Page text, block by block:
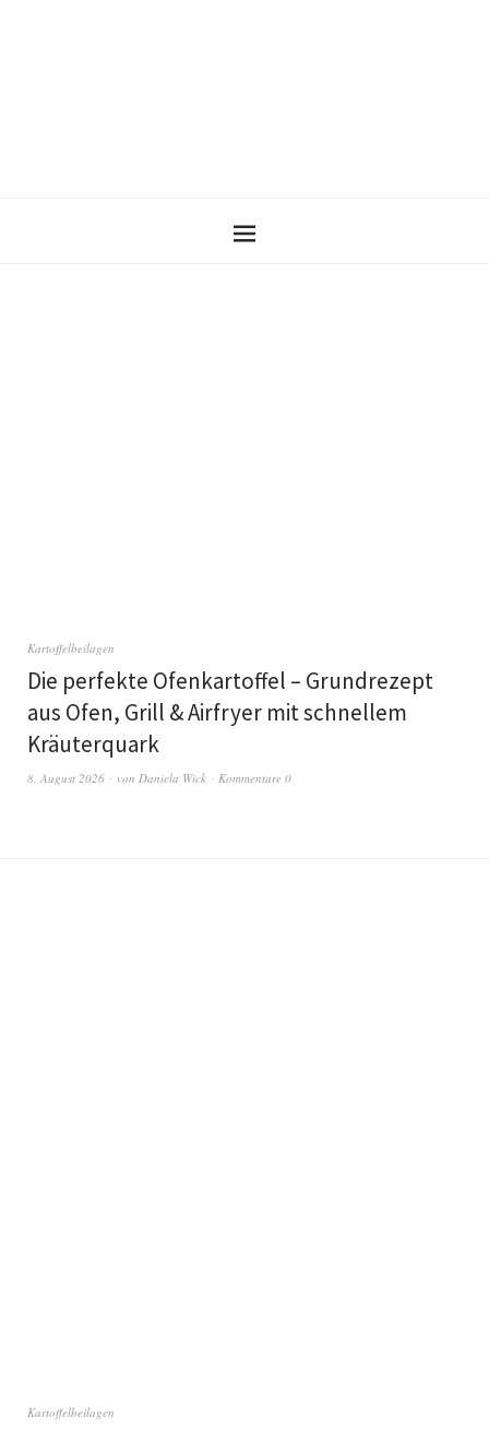
Kartoffelbeilagen
Die perfekte Ofenkartoffel – Grundrezept
aus Ofen, Grill & Airfryer mit schnellem
Kräuterquark
8. August 2026 von Daniela Wick Kommentare 0
Kartoffelbeilagen